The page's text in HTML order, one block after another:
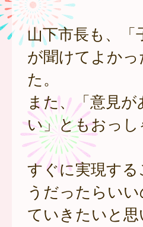
山下市長も、
が聞けてよか
た。
また、「意見
い」ともおっ
すぐに実現す
うだったらい
ていきたいと思